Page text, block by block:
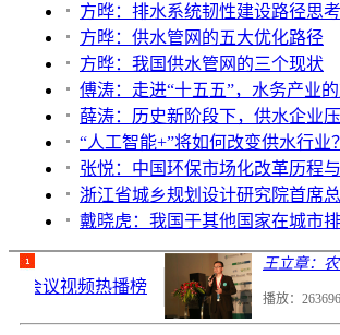
方晔：排水系统韧性建设路径思考
方晔：供水管网的五大优化路径
方晔：我国供水管网的三个现状
傅涛：走进“十五五”，水务产业
薛涛：历史新阶段下，供水企业
“人工智能+”将如何改变供水行业？
张悦：中国环保市场化改革历程
浙江省城乡规划设计研究院首席总
戴晓虎：我国于其他国家在城市
会议视频热播榜
王立章：
播放：263696